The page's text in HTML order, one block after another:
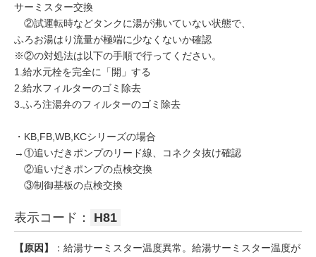
サーミスター交換
②試運転時などタンクに湯が沸いていない状態で、
ふろお湯はり流量が極端に少なくないか確認
※②の対処法は以下の手順で行ってください。
1.給水元栓を完全に「開」する
2.給水フィルターのゴミ除去
3.ふろ注湯弁のフィルターのゴミ除去
・KB,FB,WB,KCシリーズの場合
→①追いだきポンプのリード線、コネクタ抜け確認
②追いだきポンプの点検交換
③制御基板の点検交換
表示コード： H81
【原因】
：給湯サーミスター温度異常。給湯サーミスター温度が